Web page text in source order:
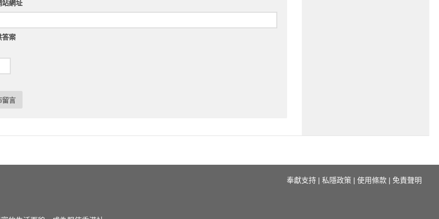
站網址
答案
奉獻支持 | 私隱政策 | 使用條款 | 免責聲明